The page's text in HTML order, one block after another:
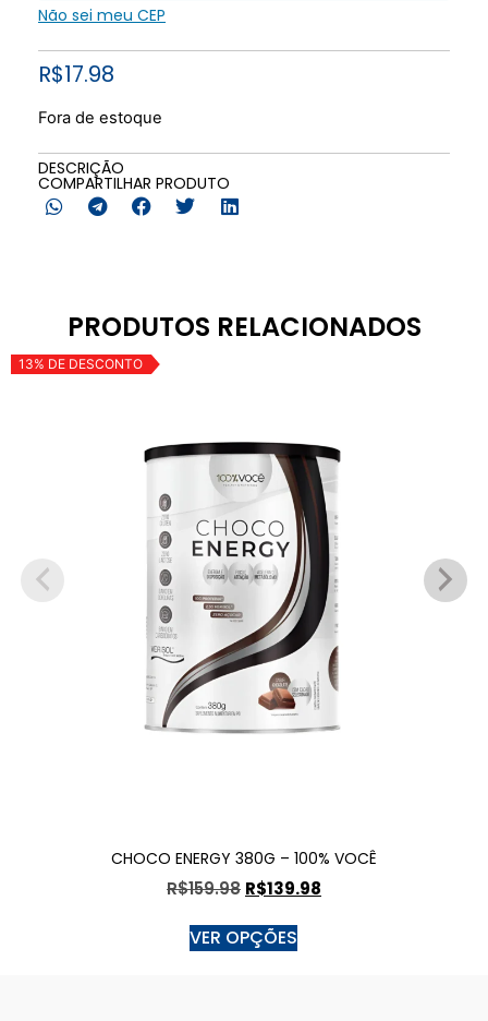
Não sei meu CEP
R$17.98
Fora de estoque
DESCRIÇÃO
COMPARTILHAR PRODUTO
PRODUTOS RELACIONADOS
13% DE DESCONTO
CHOCO ENERGY 380G – 100% VOCÊ
R$159.98 R$139.98
VER OPÇÕES